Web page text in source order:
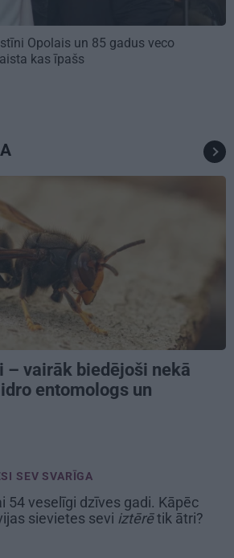
Opolais un 85 gadus veco
kas īpašs
– vairāk biedējoši nekā
entomologs un
SEV SVARĪGA
54 veselīgi dzīves gadi. Kāpēc
sievietes sevi iztērētik ātri?